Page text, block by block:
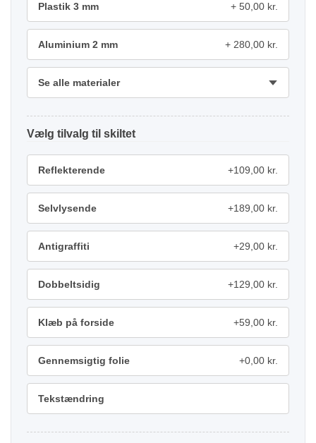
Plastik 3 mm 50,00 kr.
Aluminium 2 mm 280,00 kr.
Se alle materialer
tilvalg
Reflekterende +109,00 kr.
Selvlysende +189,00 kr.
Antigraffiti +29,00 kr.
Dobbeltsidig +129,00 kr.
Klæb på forside +59,00 kr.
Gennemsigtig folie +0,00 kr.
Tekstændring